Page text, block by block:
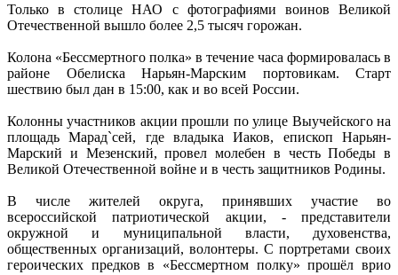
Только в столице НАО с фотографиями воинов Великой
Отечественной вышло более 2,5 тысяч горожан.
Колона «Бессмертного полка» в течение часа формировалась в
районе Обелиска Нарьян-Марским портовикам. Старт
шествию был дан в 15:00, как и во всей России.
Колонны участников акции прошли по улице Выучейского на
площадь Марад`сей, где владыка Иаков, епископ Нарьян-
Марский и Мезенский, провел молебен в честь Победы в
Великой Отечественной войне и в честь защитников Родины.
В числе жителей округа, принявших участие во
всероссийской патриотической акции, - представители
окружной и муниципальной власти, духовенства,
общественных организаций, волонтеры. С портретами своих
героических предков в «Бессмертном полку» прошёл врио